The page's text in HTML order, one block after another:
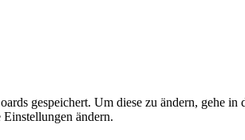
gespeichert. Um diese zu ändern, gehe
ändern.